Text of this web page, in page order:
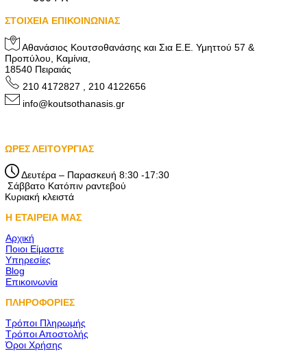
ΣΤΟΙΧΕΙΑ ΕΠΙΚΟΙΝΩΝΙΑΣ
Αθανάσιος Κουτσοθανάσης και Σια Ε.Ε. Υμηττού 57 &
Προπύλου, Καμίνια,
18540 Πειραιάς
210 4172827 , 210 4122656
info@koutsothanasis.gr
ΩΡΕΣ ΛΕΙΤΟΥΡΓΙΑΣ
Δευτέρα – Παρασκευή 8:30 -17:30
Σάββατο Κατόπιν ραντεβού
Κυριακή κλειστά
Η ΕΤΑΙΡΕΙΑ ΜΑΣ
Αρχική
Ποιοι Είμαστε
Υπηρεσίες
Blog
Επικοινωνία
ΠΛΗΡΟΦΟΡΙΕΣ
Τρόποι Πληρωμής
Τρόποι Αποστολής
Όροι Χρήσης